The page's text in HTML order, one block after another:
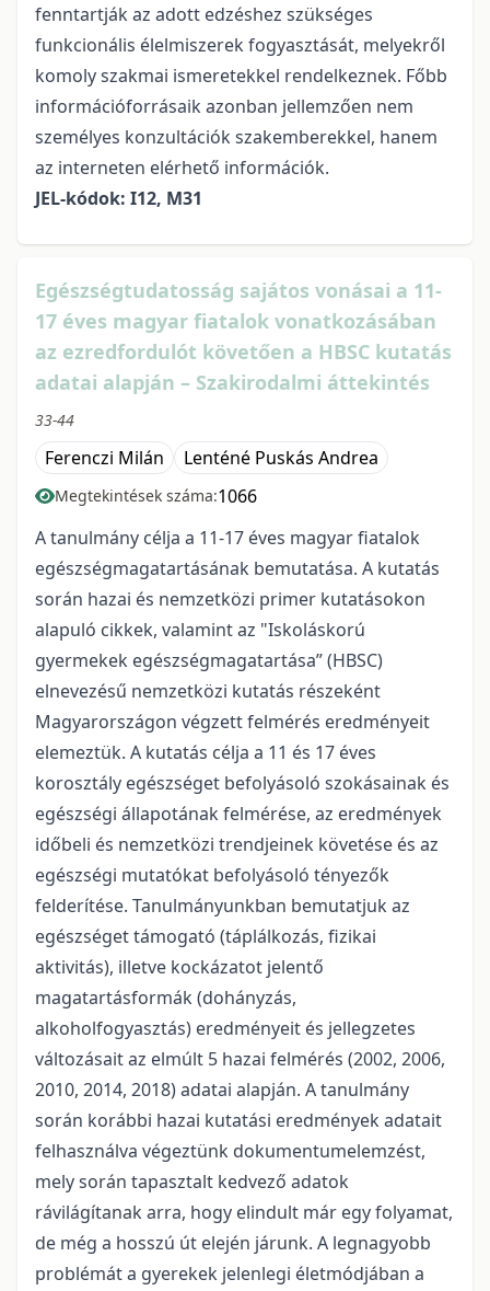
fenntartják az adott edzéshez szükséges
funkcionális élelmiszerek fogyasztását, melyekről
komoly szakmai ismeretekkel rendelkeznek. Főbb
információforrásaik azonban jellemzően nem
személyes konzultációk szakemberekkel, hanem
az interneten elérhető információk.
JEL-kódok: I12, M31
Egészségtudatosság sajátos vonásai a 11-
17 éves magyar fiatalok vonatkozásában
az ezredfordulót követően a HBSC kutatás
adatai alapján – Szakirodalmi áttekintés
33-44
Ferenczi Milán Lenténé Puskás Andrea
Megtekintések száma:1066
A tanulmány célja a 11-17 éves magyar fiatalok
egészségmagatartásának bemutatása. A kutatás
során hazai és nemzetközi primer kutatásokon
alapuló cikkek, valamint az "Iskoláskorú
gyermekek egészségmagatartása” (HBSC)
elnevezésű nemzetközi kutatás részeként
Magyarországon végzett felmérés eredményeit
elemeztük. A kutatás célja a 11 és 17 éves
korosztály egészséget befolyásoló szokásainak és
egészségi állapotának felmérése, az eredmények
időbeli és nemzetközi trendjeinek követése és az
egészségi mutatókat befolyásoló tényezők
felderítése. Tanulmányunkban bemutatjuk az
egészséget támogató (táplálkozás, fizikai
aktivitás), illetve kockázatot jelentő
magatartásformák (dohányzás,
alkoholfogyasztás) eredményeit és jellegzetes
változásait az elmúlt 5 hazai felmérés (2002, 2006,
2010, 2014, 2018) adatai alapján. A tanulmány
során korábbi hazai kutatási eredmények adatait
felhasználva végeztünk dokumentumelemzést,
mely során tapasztalt kedvező adatok
rávilágítanak arra, hogy elindult már egy folyamat,
de még a hosszú út elején járunk. A legnagyobb
problémát a gyerekek jelenlegi életmódjában a